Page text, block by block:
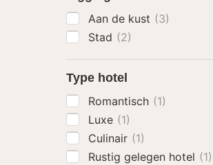
Aan de kust (3)
Stad (2)
Type hotel
Romantisch (1)
Luxe (1)
Culinair (1)
Rustig gelegen hotel (1)